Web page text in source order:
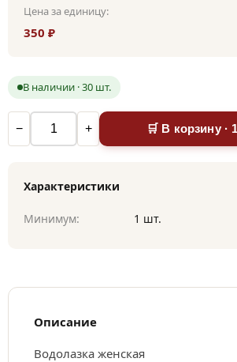
Цена за единицу:
350 ₽
В наличии · 30 шт.
− + 🛒 В корзину ·
Характеристики
Минимум: 1 шт.
Описание
Водолазка женская